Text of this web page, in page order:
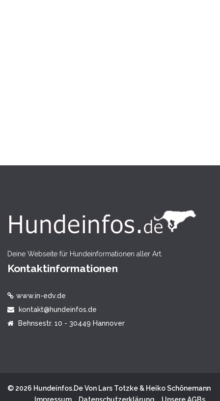
Deine Webseite für Hundeinformationen aller Art.
Kontaktinformationen
www.in-edv.de
kontakt@hundeinfos.de
Behnsestr. 10 - 30449 Hannover
© 2026 Hundeinfos.de Von Lars Totzke & Heiko Schönemann